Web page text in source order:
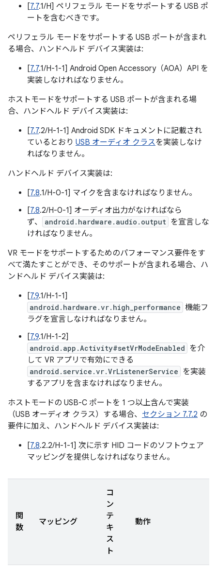
[7.7.1/H] ペリフェラル モードをサポートする USB ポ
ートを含むべきです。
ペリフェラル モードをサポートする USB ポートが含まれ
る場合、ハンドヘルド デバイス実装は:
[7.7.1/H-1-1] Android Open Accessory（AOA）API を
実装しなければなりません。
ホストモードをサポートする USB ポートが含まれる場
合、ハンドヘルド デバイス実装は:
[7.7.2/H-1-1] Android SDK ドキュメントに記載され
ているとおり USB オーディオ クラスを実装しなけ
ればなりません。
ハンドヘルド デバイス実装は:
[7.8.1/H-0-1] マイクを含まなければなりません。
[7.8.2/H-0-1] オーディオ出力がなければなら
ず、
android.hardware.audio.output を宣言しな
ければなりません。
VR モードをサポートするためのパフォーマンス要件をす
べて満たすことができ、そのサポートが含まれる場合、ハ
ンドヘルド デバイス実装は:
[7.9.1/H-1-1]
android.hardware.vr.high_performance 機能フ
ラグを宣言しなければなりません。
[7.9.1/H-1-2]
android.app.Activity#setVrModeEnabled を介
して VR アプリで有効にできる
android.service.vr.VrListenerService を実装
するアプリを含まなければなりません。
ホストモードの USB-C ポートを 1 つ以上含んで実装
（USB オーディオ クラス）する場合、 セクション 7.7.2 の
要件に加え、ハンドヘルド デバイス実装は:
[7.8.2.2/H-1-1] 次に示す HID コードのソフトウェア
マッピングを提供しなければなりません。
関
数
マッピング
コ
ン
テ
キ
ス
ト
動作